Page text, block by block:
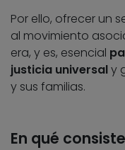
Por ello, ofrecer un
al movimiento
era, y es, esencial
justicia universaly
y sus familias.
En qué